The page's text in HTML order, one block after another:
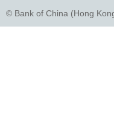
© Bank of China (Hong